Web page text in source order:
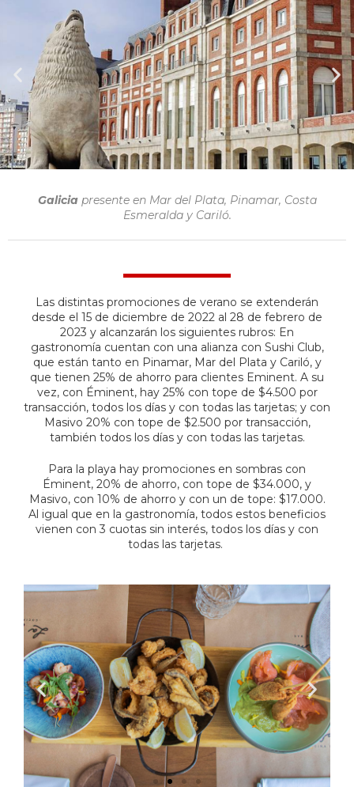
Galicia presente en Mar del Plata, Pinamar, Costa
Esmeralda y Cariló.
Las distintas promociones de verano se extenderán
desde el 15 de diciembre de 2022 al 28 de febrero de
2023 y alcanzarán los siguientes rubros: En
gastronomía cuentan con una alianza con Sushi Club,
que están tanto en Pinamar, Mar del Plata y Cariló, y
que tienen 25% de ahorro para clientes Eminent. A su
vez, con Éminent, hay 25% con tope de $4.500 por
transacción, todos los días y con todas las tarjetas; y con
Masivo 20% con tope de $2.500 por transacción,
también todos los días y con todas las tarjetas.
Para la playa hay promociones en sombras con
Éminent, 20% de ahorro, con tope de $34.000, y
Masivo, con 10% de ahorro y con un de tope: $17.000.
Al igual que en la gastronomía, todos estos beneficios
vienen con 3 cuotas sin interés, todos los días y con
todas las tarjetas.